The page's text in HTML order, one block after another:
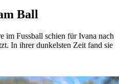
Ball
im Fussball schien für Ivana nach
In ihrer dunkelsten Zeit fand sie